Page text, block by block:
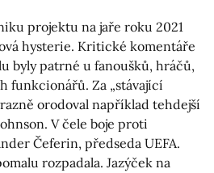
projektu na jaře roku 2021
hysterie. Kritické komentáře
byly patrné u fanoušků, hráčů,
funkcionářů. Za „stávající
orodoval například tehdejší
V čele boje proti
Čeferin, předseda UEFA.
rozpadala. Jazýček na